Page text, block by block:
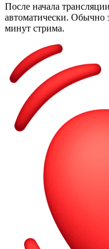
После начала
автоматически. Обычно
минут стрима.